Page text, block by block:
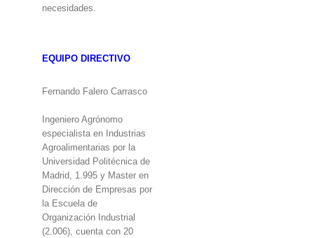
necesidades.
EQUIPO DIRECTIVO
Fernando Falero Carrasco
Ingeniero Agrónomo
especialista en Industrias
Agroalimentarias por la
Universidad Politécnica de
Madrid, 1.995 y Master en
Dirección de Empresas por
la Escuela de
Organización Industrial
(2.006), cuenta con 20